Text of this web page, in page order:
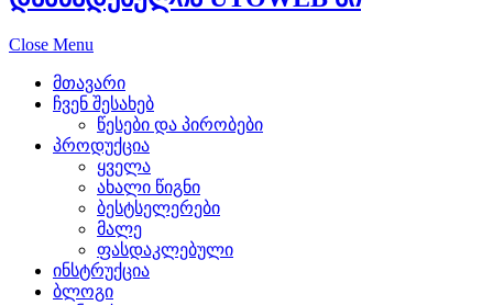
an
excellent
fusion
from
folks
specific
impressive
Close Menu
მთავარი
ჩვენ შესახებ
წესები და პირობები
პროდუქცია
ყველა
ახალი წიგნი
ბესტსელერები
მალე
ფასდაკლებული
ინსტრუქცია
ბლოგი